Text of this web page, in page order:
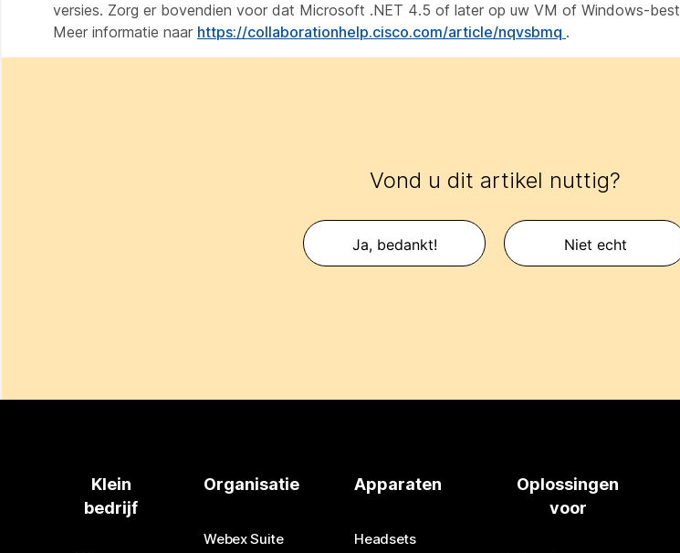
versies. Zorg er bovendien voor dat Microsoft .NET 4.5 of later op uw VM of Windows-
Meer informatie naar https://collaborationhelp.cisco.com/article/nqvsbmq .
Vond u dit artikel nuttig?
Ja, bedankt! Niet echt
Klein
bedrijf
Organisatie
Webex Suite
Apparaten
Headsets
Oplossingen
voor